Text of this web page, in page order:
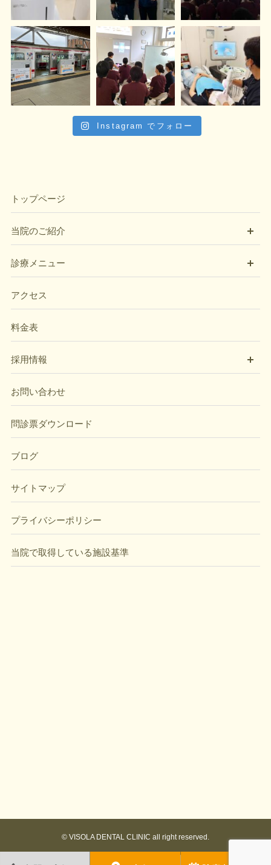
Instagram でフォロー
トップページ
当院のご紹介
診療メニュー
アクセス
料金表
採用情報
お問い合わせ
問診票ダウンロード
ブログ
サイトマップ
プライバシーポリシー
当院で取得している施設基準
© VISOLA DENTAL CLINIC all right reserved.